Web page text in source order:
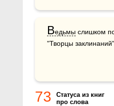
Ведьмы слишком
"Творцы заклинаний"
73
Статуса из книг
про слова